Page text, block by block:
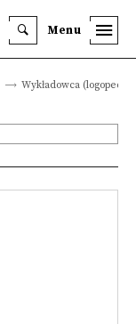
Menu
Wykładowca (logopedia)